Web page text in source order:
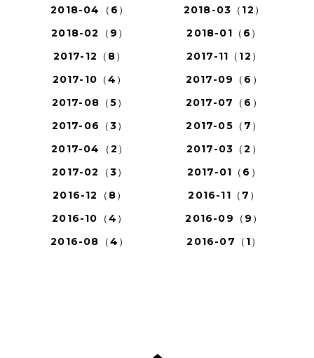
2018-04（6）
2018-03（12）
2018-02（9）
2018-01（6）
2017-12（8）
2017-11（12）
2017-10（4）
2017-09（6）
2017-08（5）
2017-07（6）
2017-06（3）
2017-05（7）
2017-04（2）
2017-03（2）
2017-02（3）
2017-01（6）
2016-12（8）
2016-11（7）
2016-10（4）
2016-09（9）
2016-08（4）
2016-07（1）